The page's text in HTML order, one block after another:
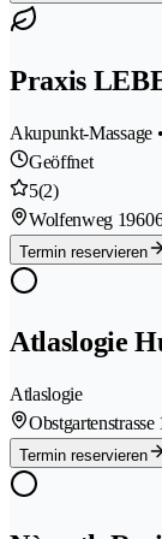
Praxis
Akupunkt-Massage
Geöffnet
5(2)
Wolfenweg 1
Termin reservieren
Atlaslogie
Atlaslogie
Termin reservieren